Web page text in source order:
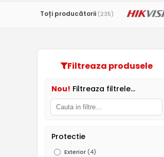
Toți producătorii (235)
Filtreaza produsele
Nou! Filtreaza filtrele...
Protectie
Exterior (4)